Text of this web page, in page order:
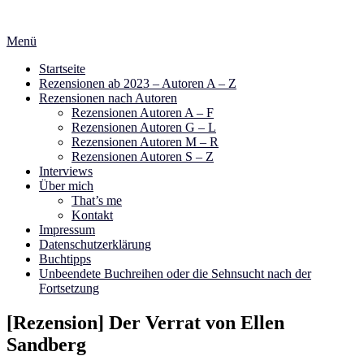
springen
Menü
Startseite
Rezensionen ab 2023 – Autoren A – Z
Rezensionen nach Autoren
Rezensionen Autoren A – F
Rezensionen Autoren G – L
Rezensionen Autoren M – R
Rezensionen Autoren S – Z
Interviews
Über mich
That’s me
Kontakt
Impressum
Datenschutzerklärung
Buchtipps
Unbeendete Buchreihen oder die Sehnsucht nach der
Fortsetzung
[Rezension] Der Verrat von Ellen
Sandberg